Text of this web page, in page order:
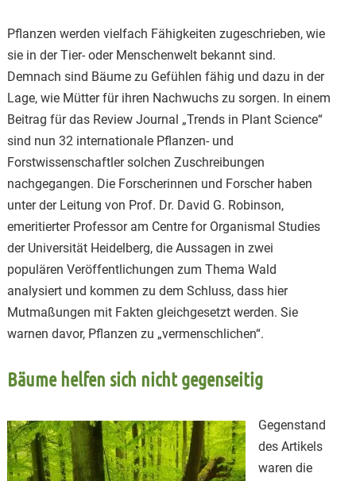
Pflanzen werden vielfach Fähigkeiten zugeschrieben, wie
sie in der Tier- oder Menschenwelt bekannt sind.
Demnach sind Bäume zu Gefühlen fähig und dazu in der
Lage, wie Mütter für ihren Nachwuchs zu sorgen. In einem
Beitrag für das Review Journal „Trends in Plant Science“
sind nun 32 internationale Pflanzen- und
Forstwissenschaftler solchen Zuschreibungen
nachgegangen. Die Forscherinnen und Forscher haben
unter der Leitung von Prof. Dr. David G. Robinson,
emeritierter Professor am Centre for Organismal Studies
der Universität Heidelberg, die Aussagen in zwei
populären Veröffentlichungen zum Thema Wald
analysiert und kommen zu dem Schluss, dass hier
Mutmaßungen mit Fakten gleichgesetzt werden. Sie
warnen davor, Pflanzen zu „vermenschlichen“.
Bäume helfen sich nicht gegenseitig
Gegenstand
des Artikels
waren die